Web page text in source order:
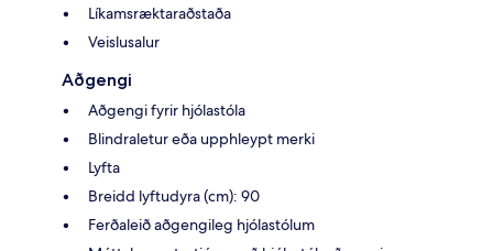
Líkamsræktaraðstaða
Veislusalur
Aðgengi
Aðgengi fyrir hjólastóla
Blindraletur eða upphleypt merki
Lyfta
Breidd lyftudyra (cm): 90
Ferðaleið aðgengileg hjólastólum